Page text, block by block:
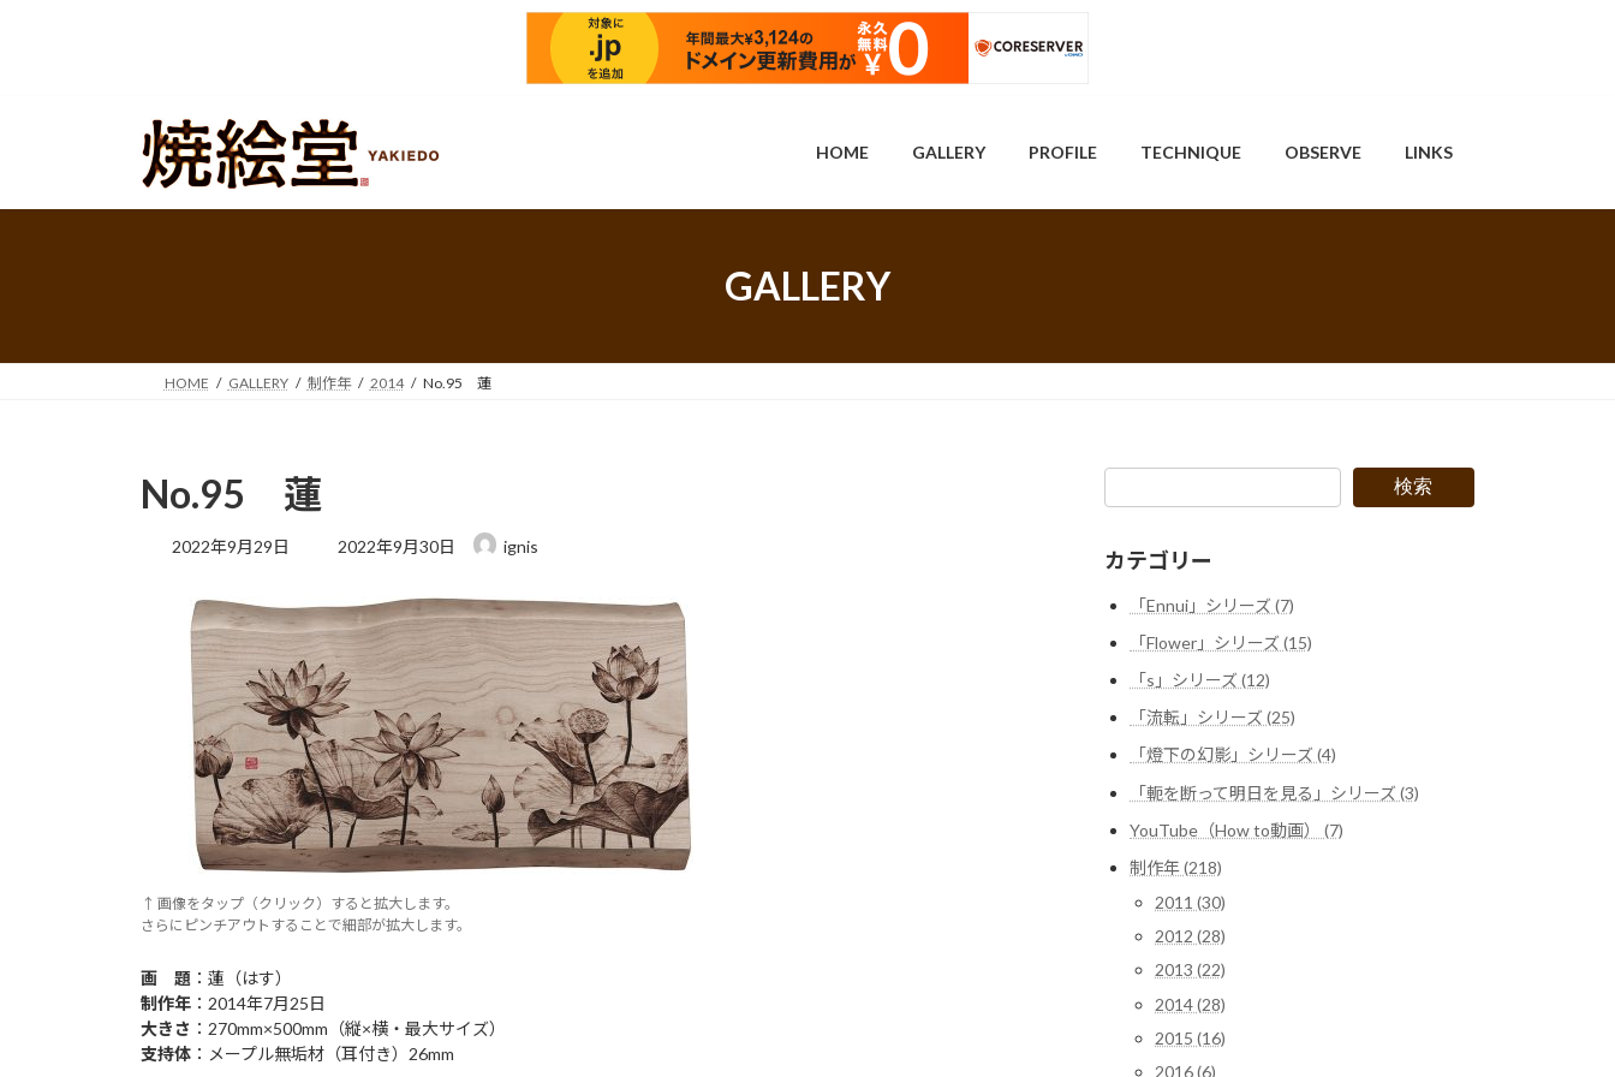
プ
動
HOME GALLERY PROFILE TECHNIQUE OBSERVE LINKS
GALLERY
HOME GALLERY 制作年 2014 No.95 蓮
No.95 蓮
2022年9月29日
最
新
日
時
:
2022年9月30日 ignis
↑ 画像をタップ（クリック）すると拡大します。
さらにピンチアウトすることで細部が拡大します。
画 題 ：蓮（はす）
制作年 ：2014年7月25日
大きさ ：270mm×500mm（縦×横・最大サイズ）
支持体 ：メープル無垢材（耳付き）26mm
検索
カテゴリー
「Ennui」シリーズ (7)
「Flower」シリーズ (15)
「s」シリーズ (12)
「流転」シリーズ (25)
「燈下の幻影」シリーズ (4)
「軛を断って明日を見る」シリーズ (3)
YouTube（How to動画） (7)
制作年 (218)
2011 (30)
2012 (28)
2013 (22)
2014 (28)
2015 (16)
2016 (6)